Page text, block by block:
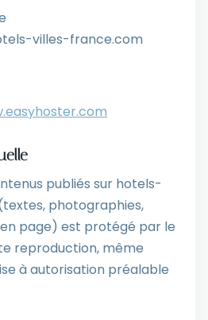
villes-france.com
publiés sur hotels-
photographies,
page) est protégé par le
reproduction, même
à autorisation préalable